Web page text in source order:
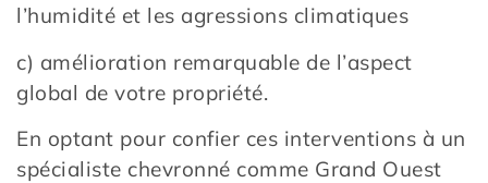
l’humidité et les agressions climatiques
c) amélioration remarquable de l’aspect
global de votre propriété.
En optant pour confier ces interventions à un
spécialiste chevronné comme Grand Ouest